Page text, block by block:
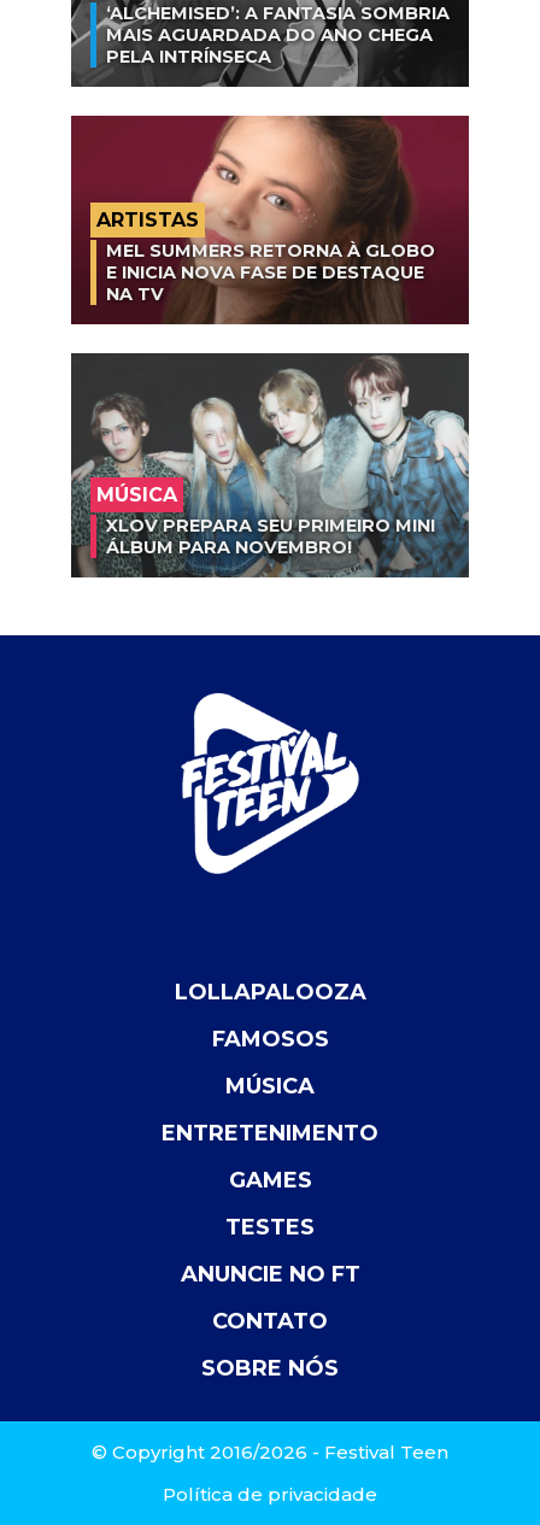
‘ALCHEMISED’: A FANTASIA SOMBRIA
MAIS AGUARDADA DO ANO CHEGA
PELA INTRÍNSECA
ARTISTAS
MEL SUMMERS RETORNA À GLOBO
E INICIA NOVA FASE DE DESTAQUE
NA TV
MÚSICA
XLOV PREPARA SEU PRIMEIRO MINI
ÁLBUM PARA NOVEMBRO!
LOLLAPALOOZA
FAMOSOS
MÚSICA
ENTRETENIMENTO
GAMES
TESTES
ANUNCIE NO FT
CONTATO
SOBRE NÓS
© Copyright 2016/2026 - Festival Teen
Política de privacidade